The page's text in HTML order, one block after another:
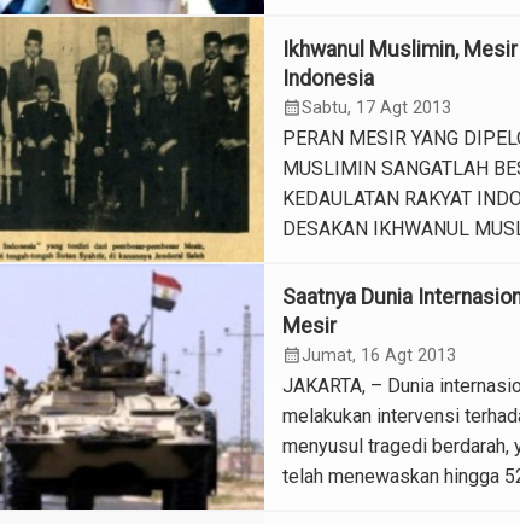
Ismailia” mengacu pada
yang dilakukan oleh
Muslimin di kota Ismailia
tahun 2013 yang
Ikhwanul Muslimin,
Indonesia
calendar_monthSabtu, 17 Agt 2013
PERAN MESIR YANG
MUSLIMIN SANGATLAH
KEDAULATAN RAKYAT
DESAKAN IKHWANUL
YANG MENGAKUI
INDONESIA. (Dikutip dari
tanggal 22 MARET 1946
Belanda sebagai masalah
penjajah itu. Belanda tetap
sebagai […]
Saatnya Dunia
Mesir
calendar_monthJumat, 16 Agt 2013
JAKARTA, – Dunia
melakukan intervensi
menyusul tragedi berdarah,
telah menewaskan hingga